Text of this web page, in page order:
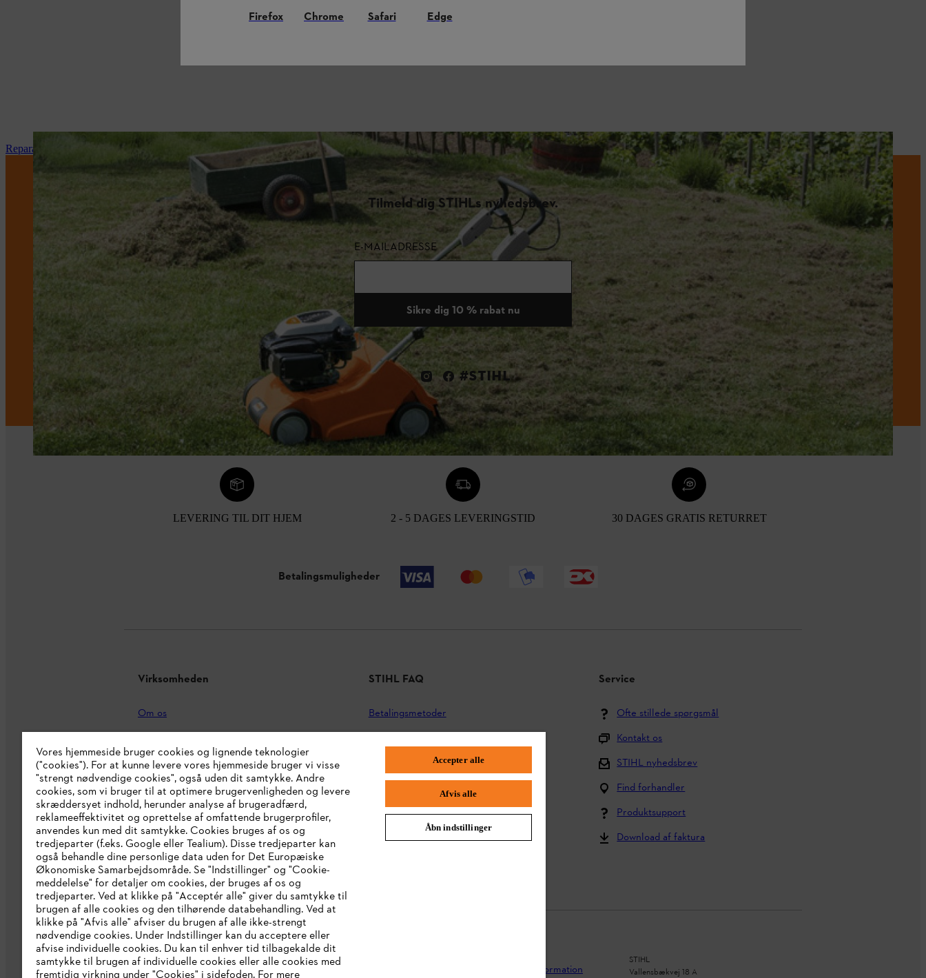
Reparation og vedligeholdelse
Tilmeld dig STIHLs nyhedsbrev.
E-MAILADRESSE
Sikre dig 10 % rabat nu
#STIHL
LEVERING TIL DIT HJEM 2 - 5 DAGES LEVERINGSTID 30 DAGES GRATIS RETURRET
Betalingsmuligheder
Virksomheden
Om os
STIHL brand shop
Erklæring om tilgængelighed
STIHL FAQ
Betalingsmetoder
Tilbage til midten
Spørgsmål om sortimentet
Batterier og elektrisk udstyr
Brugervejledning
Service
Ofte stillede spørgsmål
Kontakt os
STIHL nyhedsbrev
Find forhandler
Produktsupport
Download af faktura
Generelle vilkår og betingelser Privatlivspolitik Juridisk information
STIHL
Vallensbækvej 18 A
Firefox Chrome Safari Edge
Vores hjemmeside bruger cookies og lignende teknologier
("cookies"). For at kunne levere vores hjemmeside bruger vi visse
"strengt nødvendige cookies", også uden dit samtykke. Andre
cookies, som vi bruger til at optimere brugervenligheden og levere
skræddersyet indhold, herunder analyse af brugeradfærd,
reklameeffektivitet og oprettelse af omfattende brugerprofiler,
anvendes kun med dit samtykke. Cookies bruges af os og
tredjeparter (f.eks. Google eller Tealium). Disse tredjeparter kan
også behandle dine personlige data uden for Det Europæiske
Økonomiske Samarbejdsområde. Se "Indstillinger" og "Cookie-
meddelelse" for detaljer om cookies, der bruges af os og
tredjeparter. Ved at klikke på "Acceptér alle" giver du samtykke til
brugen af alle cookies og den tilhørende databehandling. Ved at
klikke på "Afvis alle" afviser du brugen af alle ikke-strengt
nødvendige cookies. Under Indstillinger kan du acceptere eller
afvise individuelle cookies. Du kan til enhver tid tilbagekalde dit
samtykke til brugen af individuelle cookies eller alle cookies med
Accepter alle
Afvis alle
Åbn indstillinger